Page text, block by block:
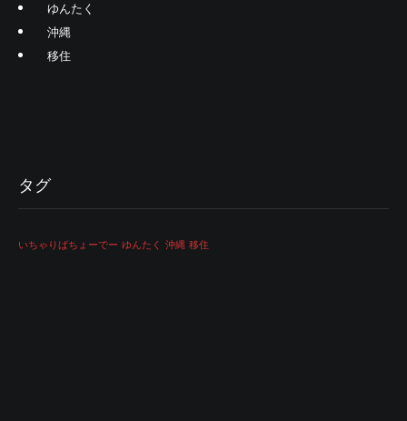
ゆんたく
沖縄
移住
タグ
いちゃりばちょーでー ゆんたく 沖縄 移住